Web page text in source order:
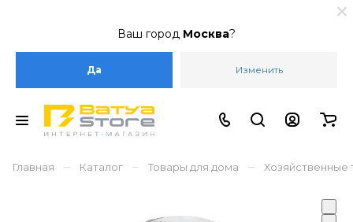
Ваш город Москва?
Да Изменить
Главная – Каталог – Товары для дома – Хозяйственные